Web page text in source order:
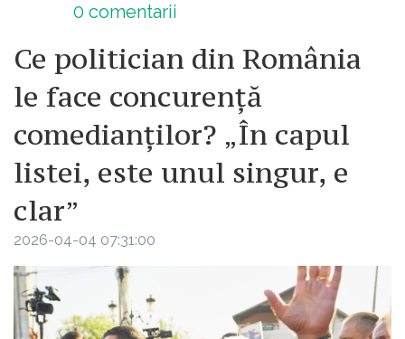
0 comentarii
Ce politician din România
le face concurență
comedianților? „În capul
listei, este unul singur, e
clar”
2026-04-04 07:31:00